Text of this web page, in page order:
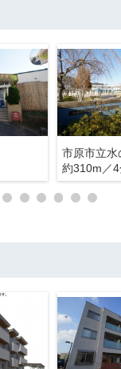
市原市立水
約310m／